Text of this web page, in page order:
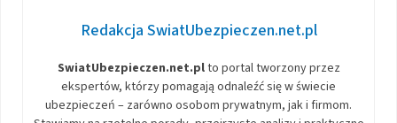
Redakcja SwiatUbezpieczen.net.pl
SwiatUbezpieczen.net.plto portal tworzony przez
ekspertów, którzy pomagają odnaleźć się w świecie
ubezpieczeń – zarówno osobom prywatnym, jak i firmom.